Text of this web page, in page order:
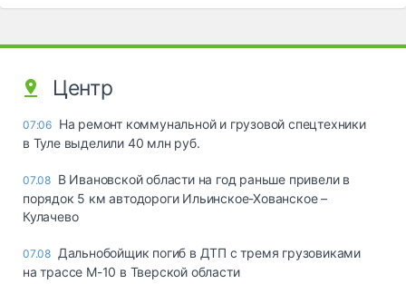
Центр
07:06 На ремонт коммунальной и грузовой спецтехники
в Туле выделили 40 млн руб.
07.08 В Ивановской области на год раньше привели в
порядок 5 км автодороги Ильинское-Хованское –
Кулачево
07.08 Дальнобойщик погиб в ДТП с тремя грузовиками
на трассе М-10 в Тверской области